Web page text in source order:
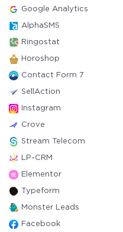
Google Analytics
AlphaSMS
Ringostat
Horoshop
Contact Form 7
SellAction
Instagram
Crove
Stream Telecom
LP-CRM
Elementor
Typeform
Monster Leads
Facebook